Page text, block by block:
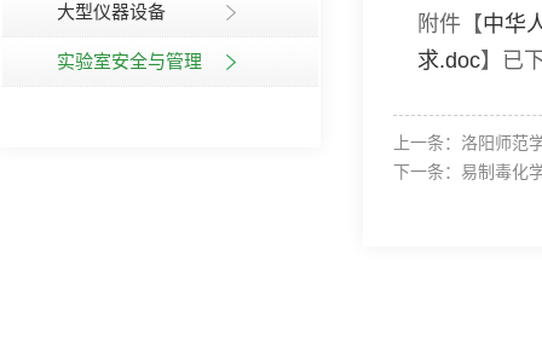
大型仪器设备
实验室安全与管理
附件【中华
求.doc】已
上一条： 洛阳师范
下一条： 易制毒化